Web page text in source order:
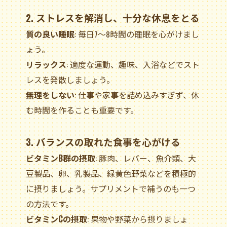
2. ストレスを解消し、十分な休息をとる
質の良い睡眠: 毎日7～8時間の睡眠を心がけまし
ょう。
リラックス: 適度な運動、趣味、入浴などでスト
レスを発散しましょう。
無理をしない: 仕事や家事を詰め込みすぎず、休
む時間を作ることも重要です。
3. バランスの取れた食事を心がける
ビタミンB群の摂取: 豚肉、レバー、魚介類、大
豆製品、卵、乳製品、緑黄色野菜などを積極的
に摂りましょう。サプリメントで補うのも一つ
の方法です。
ビタミンCの摂取: 果物や野菜から摂りましょ